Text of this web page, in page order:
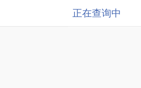
正在查询中